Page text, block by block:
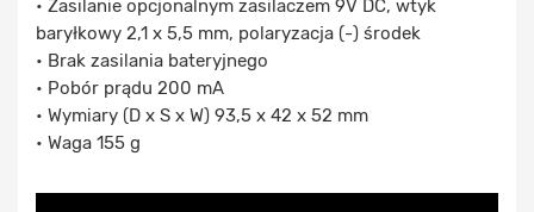
• Zasilanie opcjonalnym zasilaczem 9V DC, wtyk
baryłkowy 2,1 x 5,5 mm, polaryzacja (-) środek
• Brak zasilania bateryjnego
• Pobór prądu 200 mA
• Wymiary (D x S x W) 93,5 x 42 x 52 mm
• Waga 155 g